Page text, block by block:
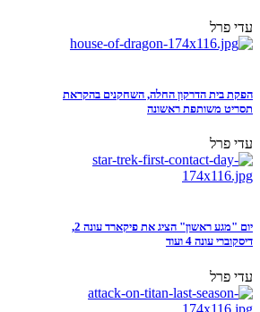
עדי פרל
הפקת בית הדרקון החלה, השחקנים בהקראת
תסריט משותפת ראשונה
עדי פרל
יום "מגע ראשון" הציג את פיקארד עונה 2,
דיסקוברי עונה 4 ועוד
עדי פרל